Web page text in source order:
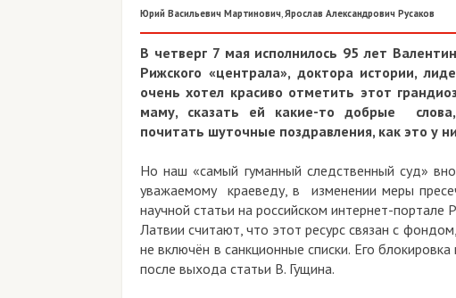
Юрий Васильевич Мартинович,Ярослав Александрович Русаков
В четверг 7 мая исполнилось 95 лет
Рижского «централа», доктора истории,
очень хотел красиво отметить этот
маму, сказать ей какие-то добрые
почитать шуточные поздравления, как это у
Но наш «самый гуманный следственный суд»
уважаемому краеведу, в изменении меры
научной статьи на российском интернет-
Латвии считают, что этот ресурс связан с
не включён в санкционные списки. Его
после выхода статьи В. Гущина.